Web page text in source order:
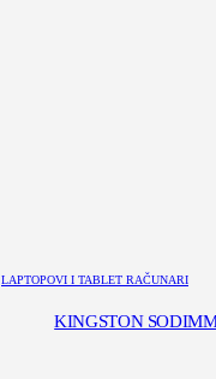
LAPTOPOVI I TABLET RAČUNARI
KINGSTON